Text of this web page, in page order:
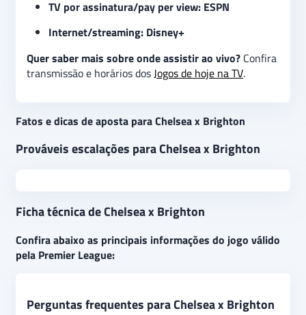
TV por assinatura/pay per view: ESPN
Internet/streaming: Disney+
Quer saber mais sobre onde assistir ao vivo? Confira
transmissão e horários dosJogos de hoje na TV.
Fatos e dicas de aposta para Chelsea x Brighton
Prováveis escalações para Chelsea x Brighton
Ficha técnica de Chelsea x Brighton
Confira abaixo as principais informações do jogo válido
pela Premier League:
Perguntas frequentes para Chelsea x Brighton